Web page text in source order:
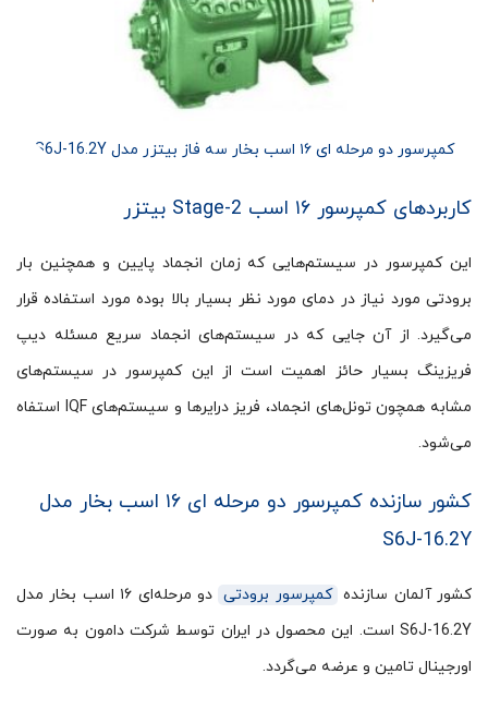
کمپرسور دو مرحله ای ۱۶ اسب بخار سه فاز بیتزر مدل S6J-16.2Y
کاربردهای کمپرسور ۱۶ اسب 2-Stage بیتزر
این کمپرسور در سیستم‌هایی که زمان انجماد پایین و همچنین بار
برودتی مورد نیاز در دمای مورد نظر بسیار بالا بوده مورد استفاده قرار
می‌گیرد. از آن جایی که در سیستم‌های انجماد سریع مسئله دیپ
فریزینگ بسیار حائز اهمیت است از این کمپرسور در سیستم‌های
مشابه همچون تونل‌های انجماد، فریز درایرها و سیستم‌های IQF استفاه
می‌شود.
کشور سازنده کمپرسور دو مرحله ای ۱۶ اسب بخار مدل
S6J-16.2Y
کشور آلمان سازنده کمپرسور برودتی
دو مرحله‌ای ۱۶ اسب بخار مدل
S6J-16.2Y است. این محصول در ایران توسط شرکت دامون به صورت
اورجینال تامین و عرضه می‌گردد.